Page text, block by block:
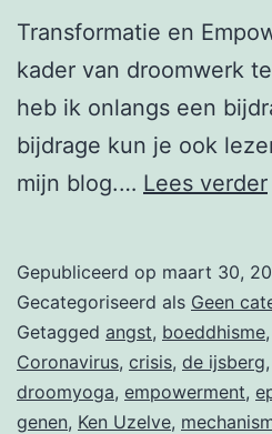
Transformatie en
kader van droomwerk
heb ik onlangs een
bijdrage kun je ook
mijn blog.… Lees verder
Gepubliceerd op maart 30,
Gecategoriseerd als Geen
Getagged angst, boeddhisme,
Coronavirus, crisis, de ijsberg,
droomyoga, empowerment,
genen, Ken Uzelve,